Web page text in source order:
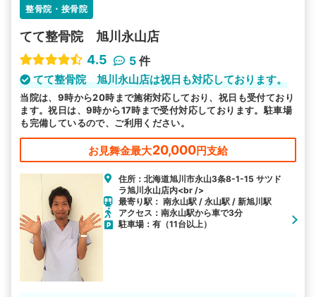
整骨院・接骨院
てて整骨院 旭川永山店
4.5
5 件
てて整骨院 旭川永山店は祝日も対応しております。
当院は、9時から20時まで施術対応しており、祝日も受付ており
ます。祝日は、9時から17時まで受付対応しております。駐車場
も完備しているので、ご利用ください。
お見舞金最大20,000円支給
住所：北海道旭川市永山3条8-1-15 サツド
ラ旭川永山店内<br />
最寄り駅： 南永山駅 / 永山駅 / 新旭川駅
アクセス：南永山駅から車で3分
駐車場：有（11台以上）